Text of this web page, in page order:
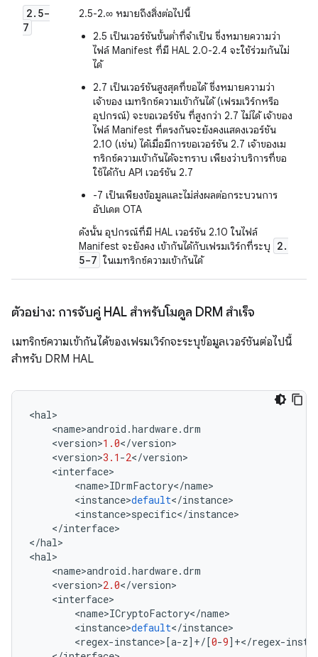
2. 5-
7
2.5-2.∞ หมายถึงสิ่งต่อไปนี้
2.5 เป็นเวอร์ชันขั้นต่ำที่จำเป็น ซึ่งหมายความว่า
ไฟล์ Manifest ที่มี HAL 2.0-2.4 จะใช้ร่วมกันไม่
ได้
2.7 เป็นเวอร์ชันสูงสุดที่ขอได้ ซึ่งหมายความว่า
เจ้าของ เมทริกซ์ความเข้ากันได้ (เฟรมเวิร์กหรือ
อุปกรณ์) จะขอเวอร์ชัน ที่สูงกว่า 2.7 ไม่ได้ เจ้าของ
ไฟล์ Manifest ที่ตรงกันจะยังคงแสดงเวอร์ชัน
2.10 (เช่น) ได้เมื่อมีการขอเวอร์ชัน 2.7 เจ้าของเม
ทริกซ์ความเข้ากันได้จะทราบ เพียงว่าบริการที่ขอ
ใช้ได้กับ API เวอร์ชัน 2.7
-7 เป็นเพียงข้อมูลและไม่ส่งผลต่อกระบวนการ
อัปเดต OTA
ดังนั้น อุปกรณ์ที่มี HAL เวอร์ชัน 2.10 ในไฟล์
Manifest จะยังคง เข้ากันได้กับเฟรมเวิร์กที่ระบุ
2.
5-7 ในเมทริกซ์ความเข้ากันได้
ตัวอย่าง: การจับคู่ HAL สำหรับโมดูล DRM สำเร็จ
เมทริกซ์ความเข้ากันได้ของเฟรมเวิร์กจะระบุข้อมูลเวอร์ชันต่อไปนี้
สำหรับ DRM HAL
<hal>
<name>android .hardware.drm
<version>1.0</version>
<version>3.1 -2</version>
<interface>
<name>IDrmFactory</name>
<instance>default</instance>
<instance>specific</instance>
</interface>
</hal>
<hal>
<name>android .hardware.drm
<version>2.0</version>
<interface>
<name>ICryptoFactory</name>
<instance>default</instance>
<regex-instance>[a-z] +/[0-9] +</regex-